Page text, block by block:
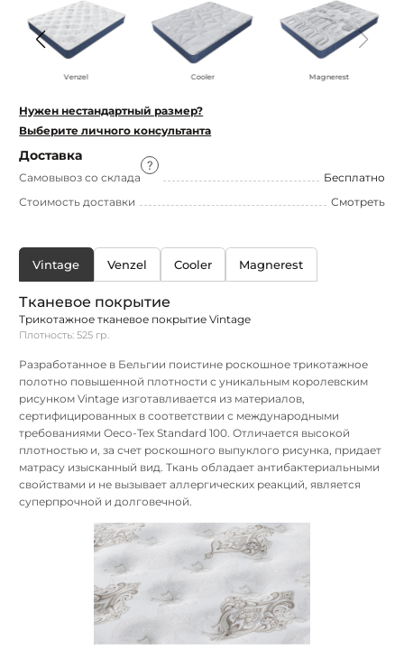
Venzel Cooler Magnerest
Нужен нестандартный размер?
Выберите личного консультанта
Доставка
Самовывоз со склада
Бесплатно
Стоимость доставки
Смотреть
Vintage Venzel Cooler Magnerest
Тканевое покрытие
Трикотажное тканевое покрытие Vintage
Плотность: 525 гр.
Разработанное в Бельгии поистине роскошное трикотажное
полотно повышенной плотности с уникальным королевским
рисунком Vintage изготавливается из материалов,
сертифицированных в соответствии с международными
требованиями Oeco-Tex Standard 100. Отличается высокой
плотностью и, за счет роскошного выпуклого рисунка, придает
матрасу изысканный вид. Ткань обладает антибактериальными
свойствами и не вызывает аллергических реакций, является
суперпрочной и долговечной.